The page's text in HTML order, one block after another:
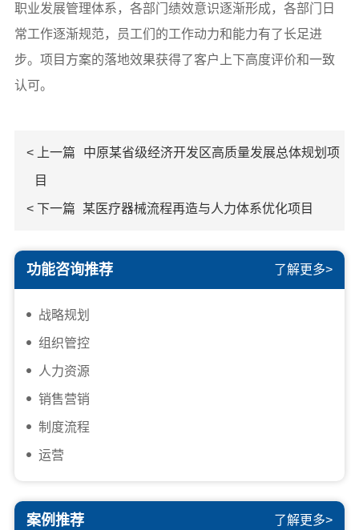
职业发展管理体系，各部门绩效意识逐渐形成，各部门日
常工作逐渐规范，员工们的工作动力和能力有了长足进
步。项目方案的落地效果获得了客户上下高度评价和一致
认可。
< 上一篇 中原某省级经济开发区高质量发展总体规划项
目
< 下一篇 某医疗器械流程再造与人力体系优化项目
功能咨询推荐 了解更多>
战略规划
组织管控
人力资源
销售营销
制度流程
运营
案例推荐 了解更多>